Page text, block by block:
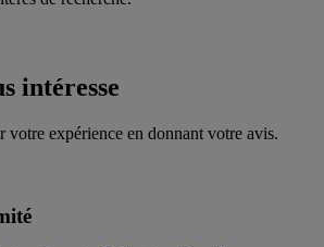
intéresse
votre expérience en donnant votre avis.